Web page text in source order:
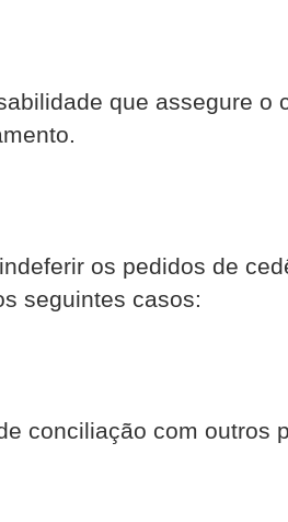
que assegure o
os pedidos de
seguintes casos:
conciliação com outros